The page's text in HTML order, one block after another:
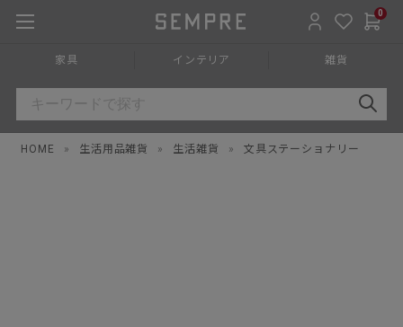
0
家具 インテリア 雑貨
HOME » 生活用品雑貨 » 生活雑貨 » 文具ステーショナリー